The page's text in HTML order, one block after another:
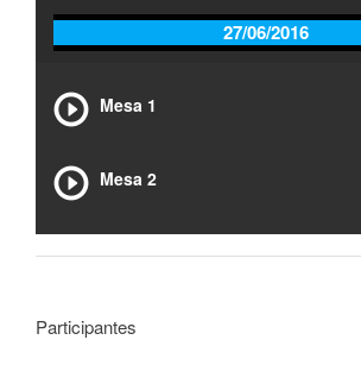
27/06/2016
Mesa 1
Mesa 2
Participantes